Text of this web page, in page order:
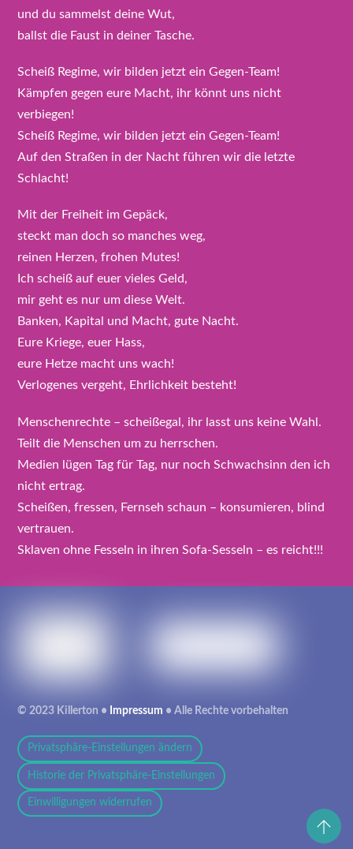
und du sammelst deine Wut,
ballst die Faust in deiner Tasche.
Scheiß Regime, wir bilden jetzt ein Gegen-Team!
Kämpfen gegen eure Macht, ihr könnt uns nicht
verbiegen!
Scheiß Regime, wir bilden jetzt ein Gegen-Team!
Auf den Straßen in der Nacht führen wir die letzte
Schlacht!
Mit der Freiheit im Gepäck,
steckt man doch so manches weg,
reinen Herzen, frohen Mutes!
Ich scheiß auf euer vieles Geld,
mir geht es nur um diese Welt.
Banken, Kapital und Macht, gute Nacht.
Eure Kriege, euer Hass,
eure Hetze macht uns wach!
Verlogenes vergeht, Ehrlichkeit besteht!
Menschenrechte – scheißegal, ihr lasst uns keine Wahl.
Teilt die Menschen um zu herrschen.
Medien lügen Tag für Tag, nur noch Schwachsinn den ich
nicht ertrag.
Scheißen, fressen, Fernseh schaun – konsumieren, blind
vertrauen.
Sklaven ohne Fesseln in ihren Sofa-Sesseln – es reicht!!!
© 2023 Killerton • Impressum • Alle Rechte vorbehalten
Privatsphäre-Einstellungen ändern
Historie der Privatsphäre-Einstellungen
Einwilligungen widerrufen